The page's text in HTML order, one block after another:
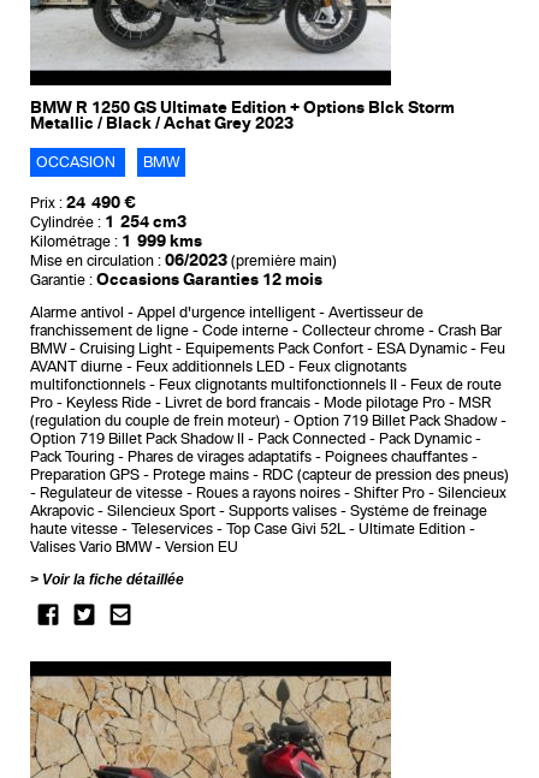
BMW R 1250 GS Ultimate Edition + Options Blck Storm
Metallic / Black / Achat Grey 2023
OCCASION BMW
Prix : 24 490 €
Cylindrée : 1 254 cm3
Kilométrage : 1 999 kms
Mise en circulation : 06/2023 (première main)
Garantie : Occasions Garanties 12 mois
Alarme antivol Appel d'urgence intelligent
Avertisseur de
franchissement de ligne
Code interne Collecteur chrome
Crash Bar
BMW
Cruising Light Equipements Pack Confort ESA Dynamic
Feu
AVANT diurne
Feux additionnels LED
Feux clignotants
multifonctionnels
Feux clignotants multifonctionnels II
Feux de route
Pro
Keyless Ride Livret de bord francais Mode pilotage Pro
MSR
(regulation du couple de frein moteur)
Option 719 Billet Pack Shadow
Option 719 Billet Pack Shadow II
Pack Connected
Pack Dynamic
Pack Touring
Phares de virages adaptatifs
Poignees chauffantes
Preparation GPS
Protege mains
RDC (capteur de pression des pneus)
Regulateur de vitesse
Roues a rayons noires Shifter Pro
Silencieux
Akrapovic
Silencieux Sport Supports valises
Système de freinage
haute vitesse
Teleservices Top Case Givi 52L
Ultimate Edition
Valises Vario BMW
Version EU
Voir la fiche détaillée